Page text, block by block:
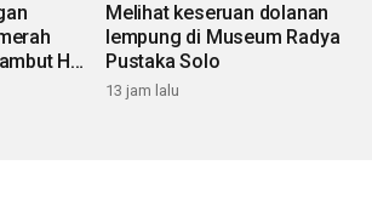
HUT
Melihat keseruan dolanan
lempung di Museum Radya
Pustaka Solo
13 jam lalu